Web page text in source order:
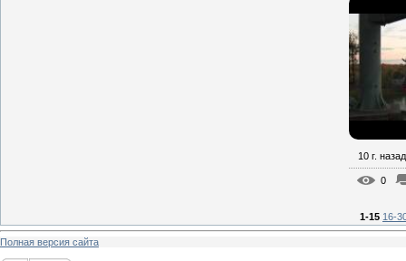
10 г. назад
0
1-15 16-
Полная версия сайта